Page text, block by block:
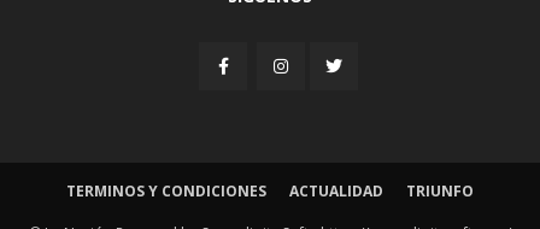
TERMINOS Y CONDICIONES ACTUALIDAD TRIUNFO